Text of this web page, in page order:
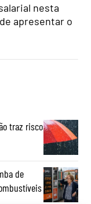
nesta
apresentar o
traz risco
de